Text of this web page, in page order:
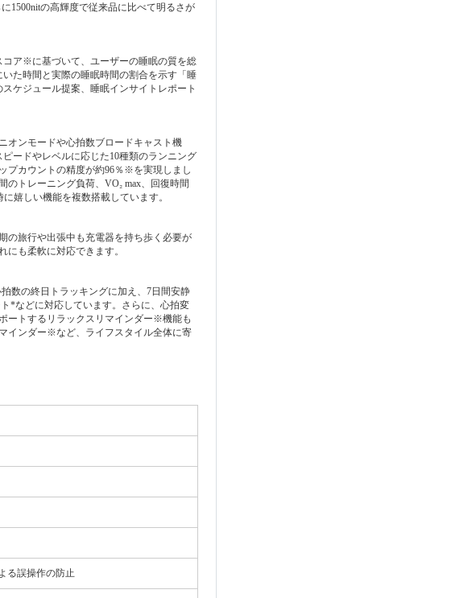
1500nitの高輝度で従来品に比べて明るさが
コア※に基づいて、ユーザーの睡眠の質を総
た時間と実際の睡眠時間の割合を示す「睡
ケジュール提案、睡眠インサイトレポート
オンモードや心拍数ブロードキャスト機
ードやレベルに応じた10種類のランニング
プカウントの精度が約96％※を実現しまし
トレーニング負荷、VO₂ max、回復時間
嬉しい機能を複数搭載しています。
の旅行や出張中も充電器を持ち歩く必要が
も柔軟に対応できます。
数の終日トラッキングに加え、7日間安静
*などに対応しています。さらに、心拍変
ートするリラックスリマインダー※機能も
インダー※など、ライフスタイル全体に寄
る誤操作の防止